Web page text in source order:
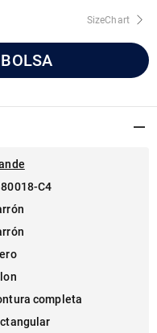
SizeChart
C4
completa